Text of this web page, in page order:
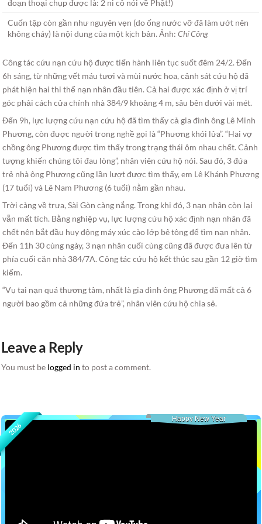
Cuốn tập còn gần như nguyên vẹn (do ống nước vỡ đã làm ướt nên
không cháy) là nội dung của một kịch bản. Ảnh:Chí Công
Công tác cứu nạn cứu hộ được tiến hành liên tục suốt đêm 24/2. Đến
6h sáng, từ những vết máu tươi và mùi nước hoa, cảnh sát cứu hộ đã
phát hiện hai thi thể nạn nhân đầu tiên. Cả hai được xác định ở vị trí
góc phải cách cửa chính nhà 384/9 khoảng 4 m, sâu bên dưới vài mét.
Đến 9h, lực lượng cứu nạn cứu hộ đã tìm thấy cả gia đình ông Lê Minh
Phương, còn được người trong nghề gọi là “Phương khói lửa”. “Hai vợ
chồng ông Phương được tìm thấy trong trạng thái ôm nhau chết. Cảnh
tượng khiến chúng tôi đau lòng”, nhân viên cứu hộ nói. Sau đó, 3 đứa
trẻ nhà ông Phương cũng lần lượt được tìm thấy, em Lê Khánh Phương
(17 tuổi) và Lê Nam Phương (6 tuổi) nằm gần nhau.
Trời càng về trưa, Sài Gòn càng nắng. Trong khi đó, 3 nạn nhân còn lại
vẫn mất tích. Bằng nghiệp vụ, lực lượng cứu hộ xác định nạn nhân đã
chết nên bắt đầu huy động máy xúc cào lớp bê tông để tìm nạn nhân.
Đến 11h 30 cùng ngày, 3 nạn nhân cuối cùng cũng đã được đưa lên từ
phía cuối căn nhà 384/7A. Công tác cứu hộ kết thúc sau gần 12 giờ tìm
kiếm.
“Vụ tai nạn quá thương tâm, nhất là gia đình ông Phương đã mất cả 6
người bao gồm cả những đứa trẻ”, nhân viên cứu hộ chia sẻ.
Leave a Reply
You must be logged in to post a comment.
2026
Happy New Year